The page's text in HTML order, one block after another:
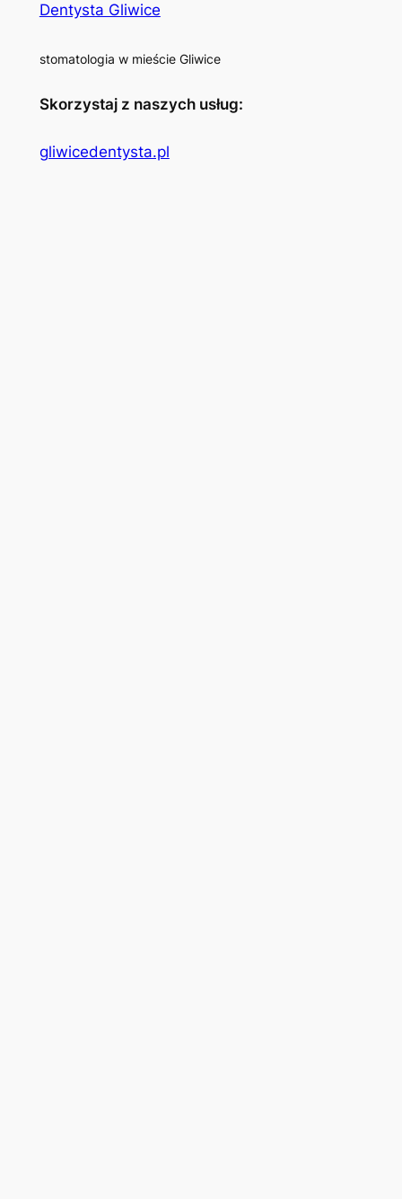
Dentysta Gliwice
stomatologia w mieście Gliwice
Skorzystaj z naszych usług:
gliwicedentysta.pl